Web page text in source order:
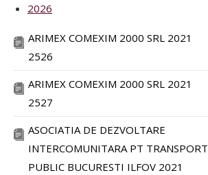
2026
ARIMEX COMEXIM 2000 SRL 2021
2526
ARIMEX COMEXIM 2000 SRL 2021
2527
ASOCIATIA DE DEZVOLTARE
INTERCOMUNITARA PT TRANSPORT
PUBLIC BUCURESTI ILFOV 2021